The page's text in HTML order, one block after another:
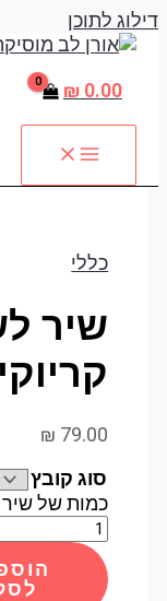
דילוג לתוכן
₪0.00
כללי
שיר
קריוקי
₪ 79.00
סוג קובץ
כמות של שיר